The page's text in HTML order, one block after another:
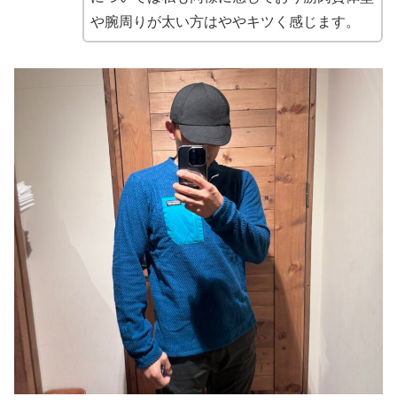
や腕周りが太い方はややキツく感じます。